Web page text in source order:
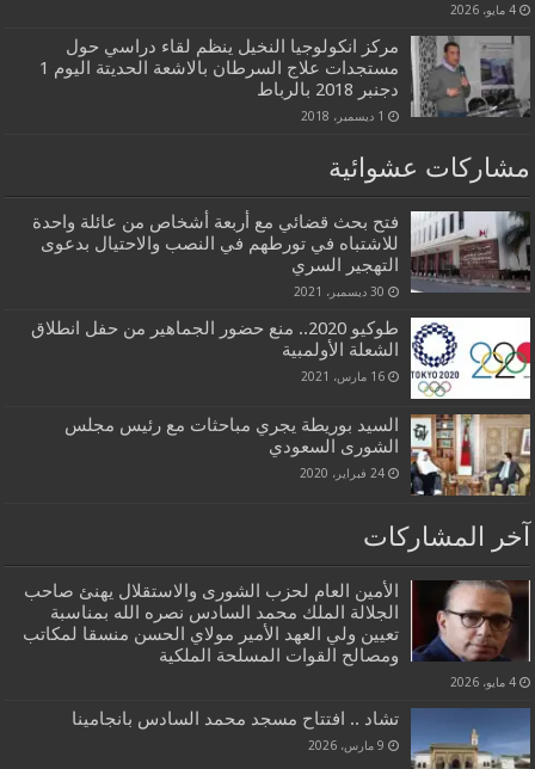
4 مايو، 2026
مركز انكولوجيا النخيل ينظم لقاء دراسي حول
مستجدات علاج السرطان بالاشعة الحديتة اليوم 1
دجنبر 2018 بالرباط
1 ديسمبر، 2018
مشاركات عشوائية
فتح بحث قضائي مع أربعة أشخاص من عائلة واحدة
للاشتباه في تورطهم في النصب والاحتيال بدعوى
التهجير السري
30 ديسمبر، 2021
طوكيو 2020.. منع حضور الجماهير من حفل انطلاق
الشعلة الأولمبية
16 مارس، 2021
السيد بوريطة يجري مباحثات مع رئيس مجلس
الشورى السعودي
24 فبراير، 2020
آخر المشاركات
الأمين العام لحزب الشورى والاستقلال يهنئ صاحب
الجلالة الملك محمد السادس نصره الله بمناسبة
تعيين ولي العهد الأمير مولاي الحسن منسقا لمكاتب
ومصالح القوات المسلحة الملكية
4 مايو، 2026
تشاد .. افتتاح مسجد محمد السادس بانجامينا
9 مارس، 2026